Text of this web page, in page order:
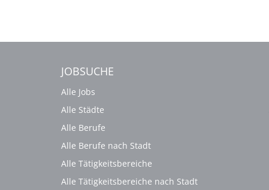
JOBSUCHE
Alle Jobs
Alle Städte
Alle Berufe
Alle Berufe nach Stadt
Alle Tätigkeitsbereiche
Alle Tätigkeitsbereiche nach Stadt